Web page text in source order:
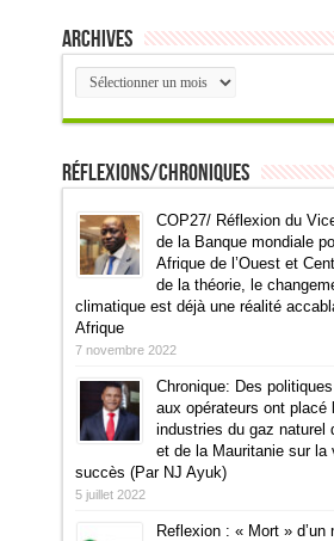
Archives
Archives
Réflexions/Chroniques
COP27/ Réflexion du
de la Banque mondiale
Afrique de l’Ouest et
de la théorie, le
climatique est déjà une réalité
Afrique
7 novembre 2022
Chronique: Des
aux opérateurs ont placé
industries du gaz naturel
et de la Mauritanie sur la
succès (Par NJ Ayuk)
5 juillet 2022
Reflexion : « Mort » d’un